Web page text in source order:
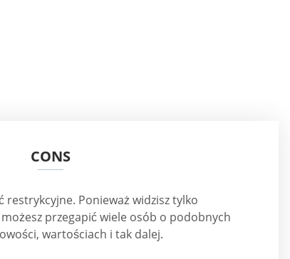
CONS
restrykcyjne. Ponieważ widzisz tylko
przegapić wiele osób o podobnych
wartościach i tak dalej.